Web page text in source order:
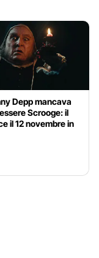
Depp mancava
Scrooge: il
il 12 novembre in